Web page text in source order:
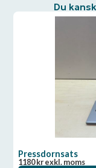
Du
Pressdornsats
1180krexkl. moms